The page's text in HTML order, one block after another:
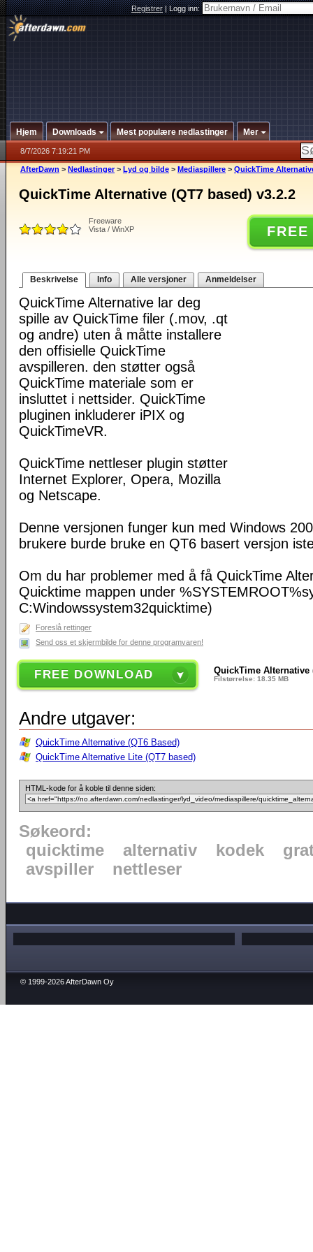
Registrer|Logg inn:
Hjem Downloads Mest populære nedlastinger Mer
8/7/2026 7:19:21 PM
AfterDawn > Nedlastinger > Lyd og bilde > Mediaspillere > QuickTime
QuickTime Alternative (QT7 based) v3.2.2
Freeware
Vista / WinXP
Beskrivelse Info Alle versjoner Anmeldelser
QuickTime Alternative lar deg
spille av QuickTime filer (.mov, .qt
og andre) uten å måtte installere
den offisielle QuickTime
avspilleren. den støtter også
QuickTime materiale som er
insluttet i nettsider. QuickTime
pluginen inkluderer iPIX og
QuickTimeVR.
QuickTime nettleser plugin støtter
Internet Explorer, Opera, Mozilla
og Netscape.
Denne versjonen funger kun med Windows
brukere burde bruke en QT6 basert versjon
Om du har problemer med å få QuickTime
Quicktime mappen under
C:Windowssystem32quicktime)
Foreslå rettinger
Send oss et skjermbilde for denne programvaren!
FREE DOWNLOAD QuickTime Alternative
Filstørrelse: 18.35 MB
Andre utgaver:
QuickTime Alternative (QT6 Based)
QuickTime Alternative Lite (QT7 based)
HTML-kode for å koble til denne siden:
Søkeord:
quicktime
alternativ kodek
avspiller
nettleser
© 1999-2026 AfterDawn Oy